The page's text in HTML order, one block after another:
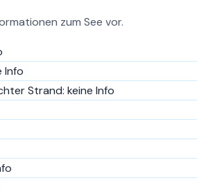
zum See vor.
Info
Strand: keine Info